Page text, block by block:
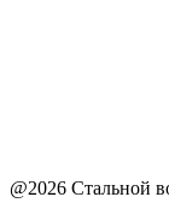
@2026 Стальной